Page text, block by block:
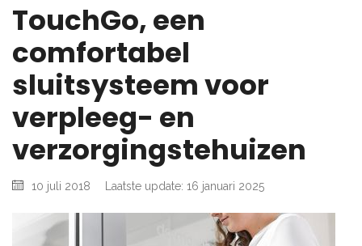
TouchGo, een
comfortabel
sluitsysteem voor
verpleeg- en
verzorgingstehuizen
10 juli 2018 Laatste update: 16 januari 2025